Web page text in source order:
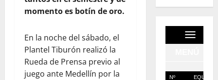
momento es botín de oro.
En la noche del sábado, el
Plantel Tiburón realizó la
Rueda de Prensa previo al
juego ante Medellín por la